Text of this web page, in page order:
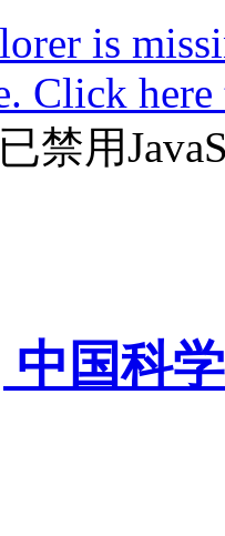
is
Click
禁用
中国科